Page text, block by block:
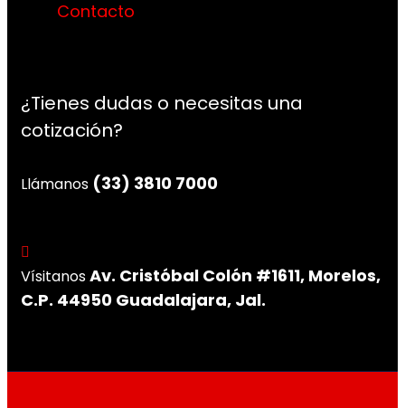
Contacto
¿Tienes dudas o necesitas una
cotización?
Llámanos (33) 3810 7000
VísitanosAv. Cristóbal Colón #1611, Morelos,
C.P. 44950 Guadalajara, Jal.